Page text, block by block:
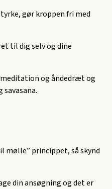
gør kroppen fri med
til dig selv og dine
og åndedræt og
mølle” princippet, så skynd
din ansøgning og det er